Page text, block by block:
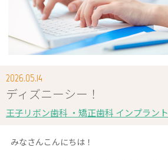
2026.05.14
ディズニーシー！
王子リボン歯科 ・矯正歯科 インプラント
みなさんこんにちは！